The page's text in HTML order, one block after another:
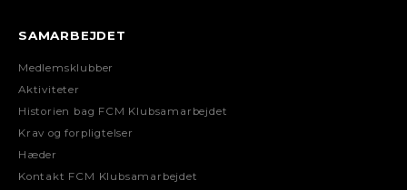
SAMARBEJDET
Medlemsklubber
Aktiviteter
Historien bag FCM Klubsamarbejdet
Krav og forpligtelser
Hæder
Kontakt FCM Klubsamarbejdet